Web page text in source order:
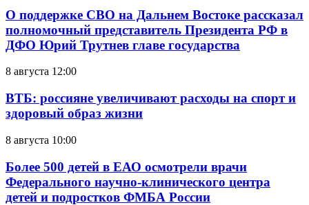
О поддержке СВО на Дальнем Востоке рассказал
полномочный представитель Президента РФ в
ДФО Юрий Трутнев главе государства
8 августа 12:00
ВТБ: россияне увеличивают расходы на спорт и
здоровый образ жизни
8 августа 10:00
Более 500 детей в ЕАО осмотрели врачи
Федерального научно-клинического центра
детей и подростков ФМБА России